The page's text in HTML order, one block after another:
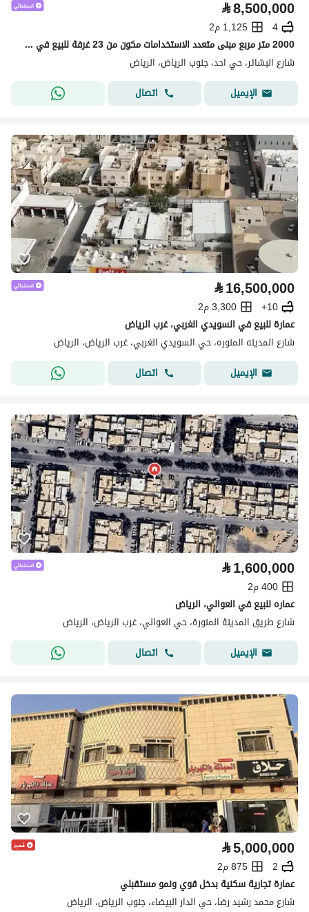
⃁8,500,000
4
1,125 م2
2000 متر مربع مبنى متعدد الاستخدامات مكون من 23 غرفة للبيع في Al Ahad، الرياض
شارع البشائر، حي احد، جنوب الرياض، الرياض
الإيميل
اتصال
⃁16,500,000
10+
3,300 م2
عمارة للبيع في السويدي الغربي، غرب الرياض
شارع المدينه المنوره، حي السويدي الغربي، غرب الرياض، الرياض
الإيميل
اتصال
⃁1,600,000
400 م2
عماره للبيع في العوالي، الرياض
شارع طريق المدينة المنورة، حي العوالي، غرب الرياض، الرياض
الإيميل
اتصال
⃁5,000,000
2
875 م2
عمارة تجارية سكنية بدخل قوي ونمو مستقبلي
شارع محمد رشيد رضا، حي الدار البيضاء، جنوب الرياض، الرياض